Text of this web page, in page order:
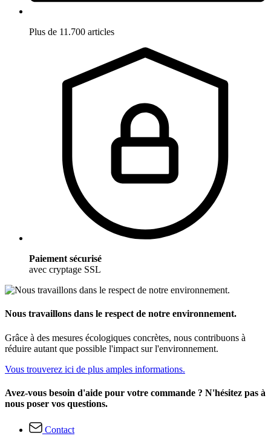
Plus de 11.700 articles
Paiement sécurisé
avec cryptage SSL
Nous travaillons dans le respect de notre environnement.
Grâce à des mesures écologiques concrètes, nous contribuons à
réduire autant que possible l'impact sur l'environnement.
Vous trouverez ici de plus amples informations.
Avez-vous besoin d'aide pour votre commande ? N'hésitez pas à
nous poser vos questions.
Contact